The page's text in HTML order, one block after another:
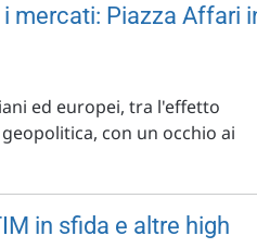
mercati: Piazza Affari
ed europei, tra l'effetto
con un occhio ai
in sfida e altre high